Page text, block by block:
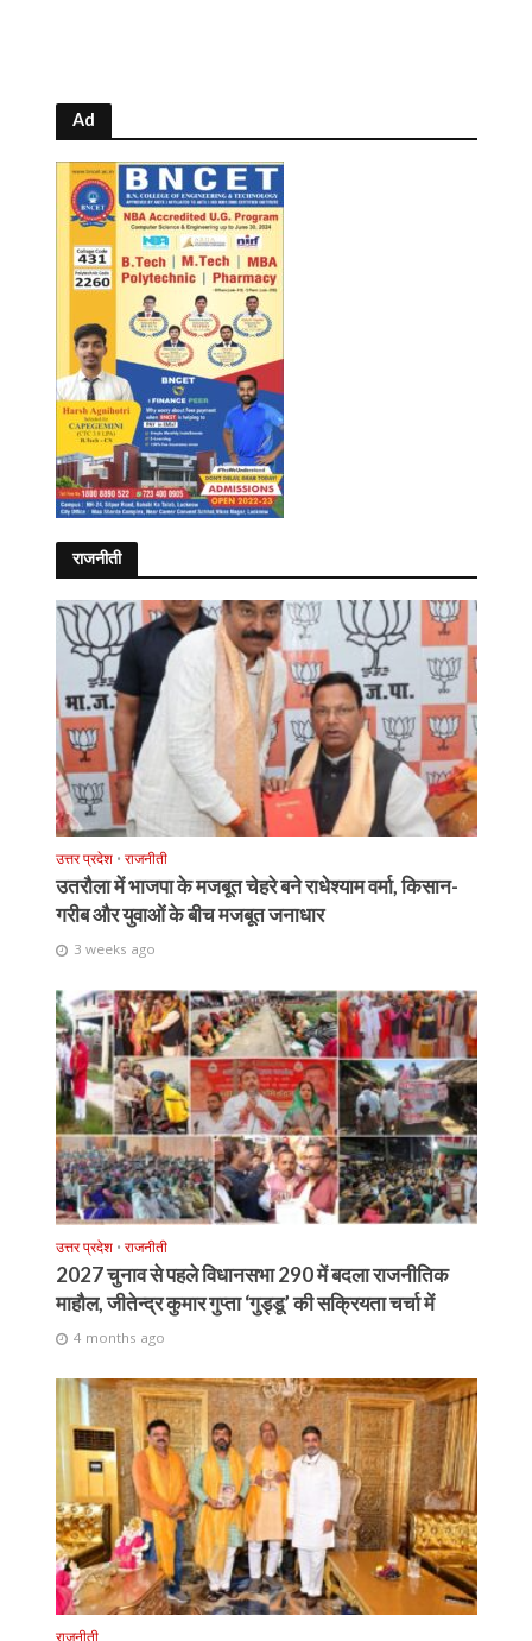
Ad
राजनीती
उत्तर प्रदेश • राजनीती
उतरौला में भाजपा के मजबूत चेहरे बने राधेश्याम वर्मा, किसान-
गरीब और युवाओं के बीच मजबूत जनाधार
3 weeks ago
उत्तर प्रदेश • राजनीती
2027 चुनाव से पहले विधानसभा 290 में बदला राजनीतिक
माहौल, जीतेन्द्र कुमार गुप्ता ‘गुड्डू’ की सक्रियता चर्चा में
4 months ago
राजनीती